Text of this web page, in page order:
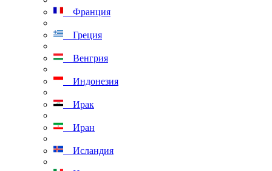
Франция
Греция
Венгрия
Индонезия
Ирак
Иран
Исландия